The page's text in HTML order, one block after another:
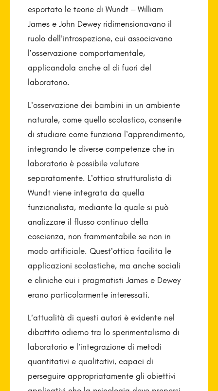
esportato le teorie di Wundt – William
James e John Dewey ridimensionavano il
ruolo dell’introspezione, cui associavano
l’osservazione comportamentale,
applicandola anche al di fuori del
laboratorio.
L’osservazione dei bambini in un ambiente
naturale, come quello scolastico, consente
di studiare come funziona l’apprendimento,
integrando le diverse competenze che in
laboratorio è possibile valutare
separatamente. L’ottica strutturalista di
Wundt viene integrata da quella
funzionalista, mediante la quale si può
analizzare il flusso continuo della
coscienza, non frammentabile se non in
modo artificiale. Quest’ottica facilita le
applicazioni scolastiche, ma anche sociali
e cliniche cui i pragmatisti James e Dewey
erano particolarmente interessati.
L’attualità di questi autori è evidente nel
dibattito odierno tra lo sperimentalismo di
laboratorio e l’integrazione di metodi
quantitativi e qualitativi, capaci di
perseguire appropriatamente gli obiettivi